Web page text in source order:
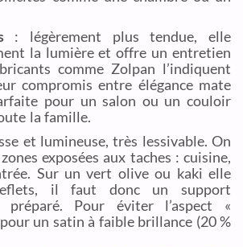
: légèrement plus tendue, elle
la lumière et offre un entretien
comme Zolpan l’indiquent
compromis entre élégance mate
pour un salon ou un couloir
la famille.
et lumineuse, très lessivable. On
exposées aux taches : cuisine,
Sur un vert olive ou kaki elle
il faut donc un support
préparé. Pour éviter l’aspect «
un satin à faible brillance (20 %